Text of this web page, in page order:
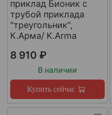
приклад Бионик с
трубой приклада
"треугольник",
К.Арма/ K.Arma
8 910 ₽
В наличии
Купить сейчас